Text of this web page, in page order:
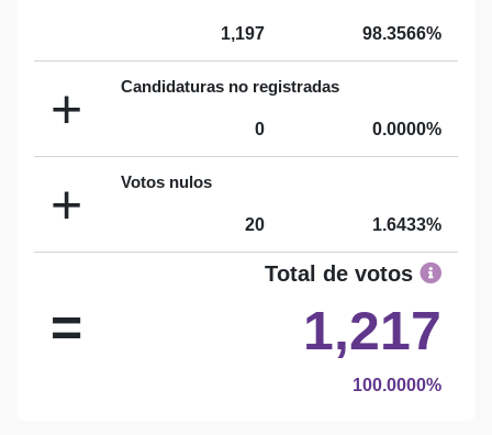
1,197 98.3566%
+ Candidaturas no registradas
0 0.0000%
+ Votos nulos
20 1.6433%
=
Total de votos
1,217
100.0000%